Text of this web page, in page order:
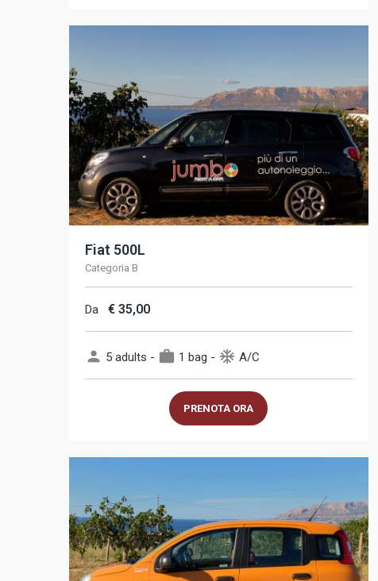
Fiat 500L
Categoria B
Da € 35,00
person 5 adults - work 1 bag - ac_unit A/C
PRENOTA ORA